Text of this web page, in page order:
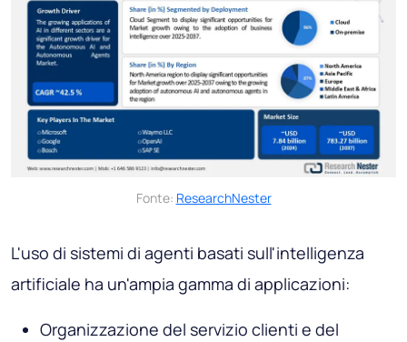
Fonte: ResearchNester
L'uso di sistemi di agenti basati sull'intelligenza
artificiale ha un'ampia gamma di applicazioni:
Organizzazione del servizio clienti e del